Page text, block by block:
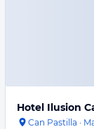
Hotel Ilusion
Can Pastilla ·